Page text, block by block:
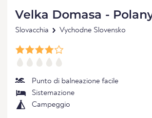
Velka Domasa -
Slovacchia Vychodne Slovensko
Punto di balneazione facile
Sistemazione
Campeggio